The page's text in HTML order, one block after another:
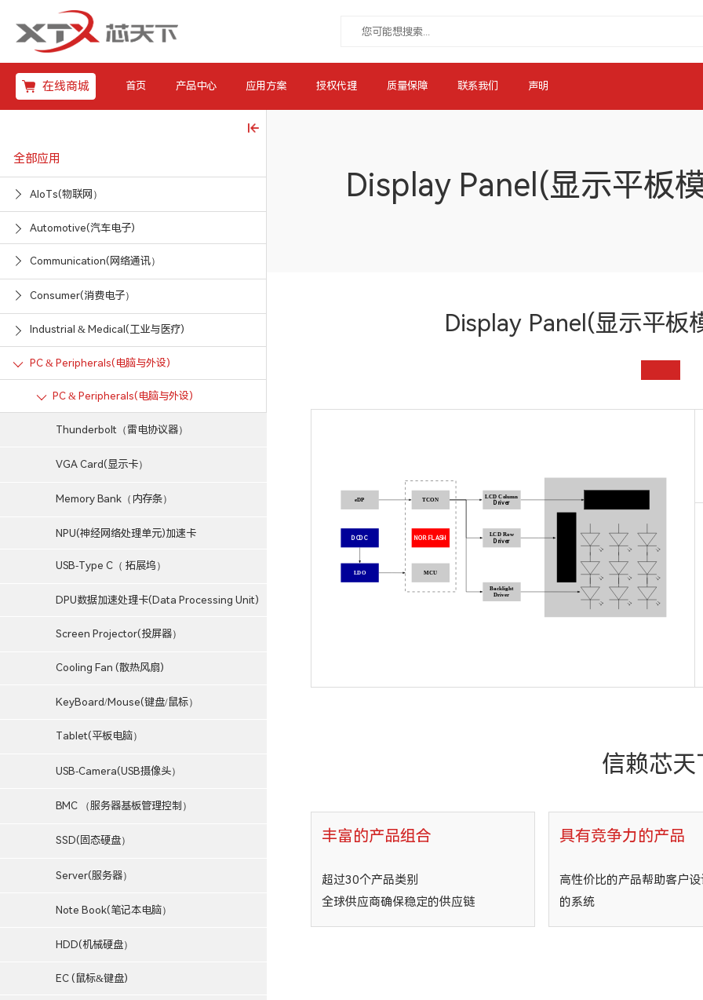
在线商城 首页 产品中心 应用方案 授权代理 质量保障 联系我们 声明
全部应用
AIoTs(物联网）
Automotive(汽车电子)
Communication(网络通讯）
Consumer(消费电子）
Industrial & Medical(工业与医疗)
PC & Peripherals(电脑与外设)
PC & Peripherals(电脑与外设)
Thunderbolt（雷电协议器）
VGA Card(显示卡）
Memory Bank（内存条）
NPU(神经网络处理单元)加速卡
USB-Type C（ 拓展坞）
DPU数据加速处理卡(Data Processing Unit)
Screen Projector(投屏器）
Cooling Fan (散热风扇)
KeyBoard/Mouse(键盘/鼠标）
Tablet(平板电脑）
USB-Camera(USB摄像头）
BMC （服务器基板管理控制）
SSD(固态硬盘）
Server(服务器）
Note Book(笔记本电脑）
HDD(机械硬盘）
EC (鼠标&键盘)
Display Panel(显示平板模
Display Panel(显示平板
MCU
NOR FLASH
TCON
DCDC
Backlight
Driver
LCD Row
Driver
LCD Column
Driver
eDP
LDO
信赖芯天
丰富的产品组合
超过30个产品类别
全球供应商确保稳定的供应链
具有竞争力的产品
高性价比的产品帮助客户
的系统